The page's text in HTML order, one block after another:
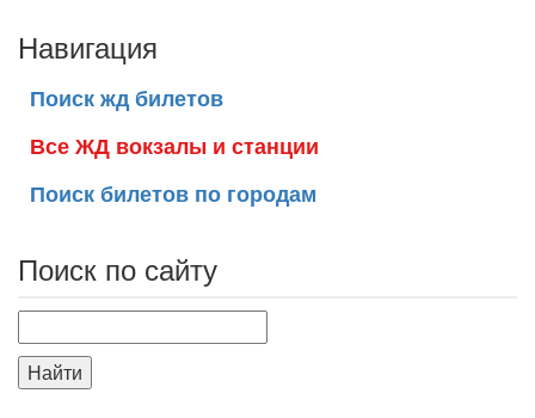
Навигация
Поиск жд билетов
Все ЖД вокзалы и станции
Поиск билетов по городам
Поиск по сайту
Найти